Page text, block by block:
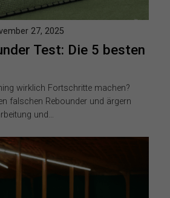
Test: Die 5 besten
27, 2025
wirklich Fortschritte machen?
falschen Rebounder und ärgern
und…